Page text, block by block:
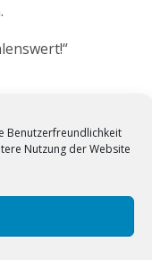
Benutzerfreundlichkeit
Nutzung der Website
Nächster Beitrag
Großzügige Spende